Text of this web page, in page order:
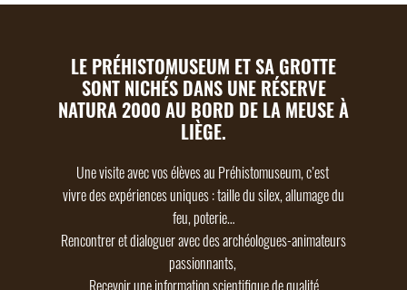
LE PRÉHISTOMUSEUM ET SA GROTTE
SONT NICHÉS DANS UNE RÉSERVE
NATURA 2000 AU BORD DE LA MEUSE À
LIÈGE.
Une visite avec vos élèves au Préhistomuseum, c’est
vivre des expériences uniques : taille du silex, allumage du
feu, poterie…
Rencontrer et dialoguer avec des archéologues-animateurs
passionnants,